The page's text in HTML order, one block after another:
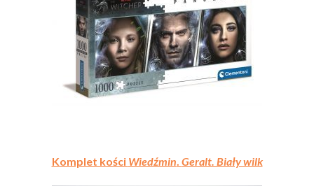
Komplet kości Wiedźmin. Geralt. Biały wilk